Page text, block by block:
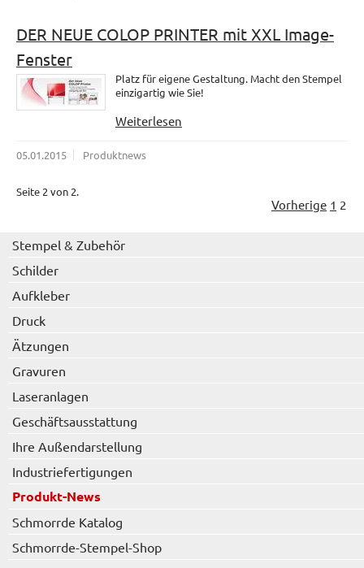
DER NEUE COLOP PRINTER mit XXL Image-
Fenster
Platz für eigene Gestaltung. Macht den Stempel
einzigartig wie Sie!
Weiterlesen
05.01.2015 Produktnews
Seite 2 von 2.
Vorherige 1 2
Stempel & Zubehör
Schilder
Aufkleber
Druck
Ätzungen
Gravuren
Laseranlagen
Geschäftsausstattung
Ihre Außendarstellung
Industriefertigungen
Produkt-News
Schmorrde Katalog
Schmorrde-Stempel-Shop